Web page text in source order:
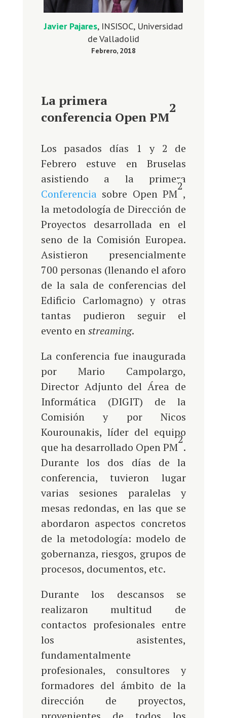
Javier Pajares, INSISOC, Universidad
de Valladolid
Febrero, 2018
La primera
conferencia Open PM
2
Los pasados días 1 y 2 de
Febrero estuve en Bruselas
asistiendo a la primera
Conferencia sobre Open PM
2
,
la metodología de Dirección de
Proyectos desarrollada en el
seno de la Comisión Europea.
Asistieron presencialmente
700 personas (llenando el aforo
de la sala de conferencias del
Edificio Carlomagno) y otras
tantas pudieron seguir el
evento enstreaming.
La conferencia fue inaugurada
por Mario Campolargo,
Director Adjunto del Área de
Informática (DIGIT) de la
Comisión y por Nicos
Kourounakis, líder del equipo
que ha desarrollado Open PM
2
.
Durante los dos días de la
conferencia, tuvieron lugar
varias sesiones paralelas y
mesas redondas, en las que se
abordaron aspectos concretos
de la metodología: modelo de
gobernanza, riesgos, grupos de
procesos, documentos, etc.
Durante los descansos se
realizaron multitud de
contactos profesionales entre
los asistentes,
fundamentalmente
profesionales, consultores y
formadores del ámbito de la
dirección de proyectos,